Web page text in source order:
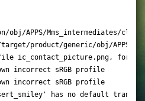
obj/APPS/Mms_intermediates/
product/generic/obj/APPS/
file ic_contact_picture.png,
incorrect sRGB profile
incorrect sRGB profile
has no default